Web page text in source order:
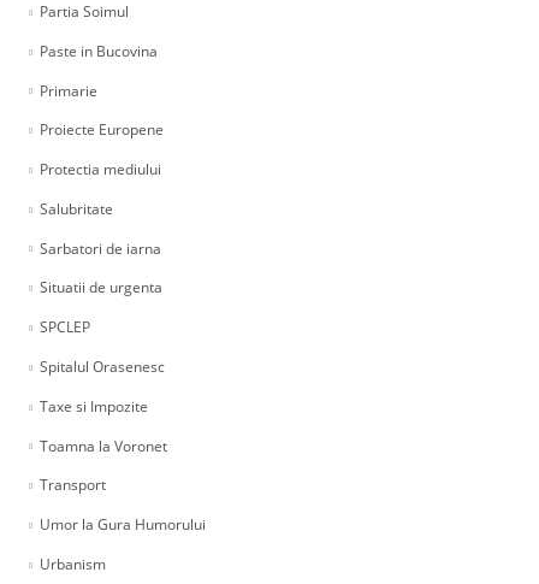
Partia Soimul
Paste in Bucovina
Primarie
Proiecte Europene
Protectia mediului
Salubritate
Sarbatori de iarna
Situatii de urgenta
SPCLEP
Spitalul Orasenesc
Taxe si Impozite
Toamna la Voronet
Transport
Umor la Gura Humorului
Urbanism